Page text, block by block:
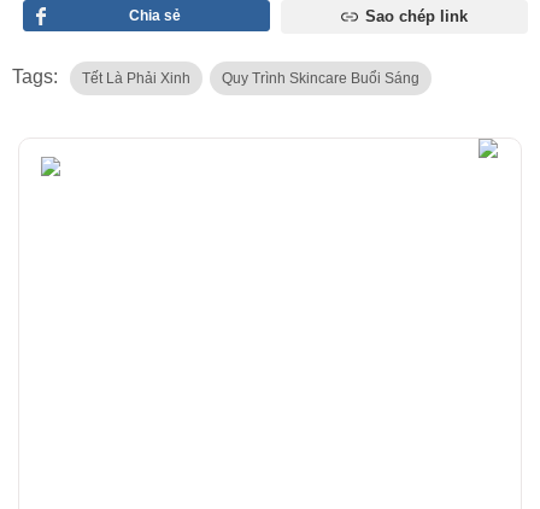
Chia sẻ Sao chép link
Tags: Tết Là Phải Xinh Quy Trình Skincare Buổi Sáng